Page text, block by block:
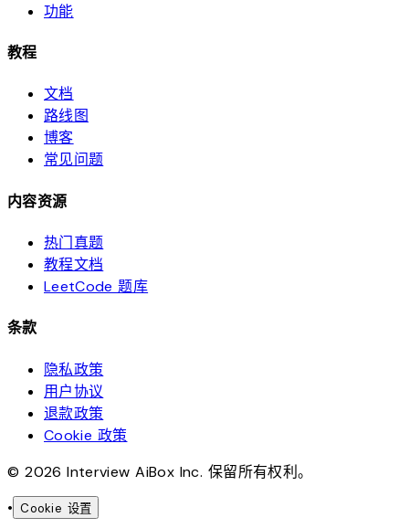
功能
教程
文档
路线图
博客
常见问题
内容资源
热门真题
教程文档
LeetCode 题库
条款
隐私政策
用户协议
退款政策
Cookie 政策
© 2026 Interview AiBox Inc. 保留所有权利。
• Cookie 设置